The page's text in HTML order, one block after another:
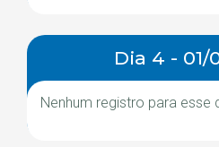
Dia 4 - 01/
Nenhum registro para esse